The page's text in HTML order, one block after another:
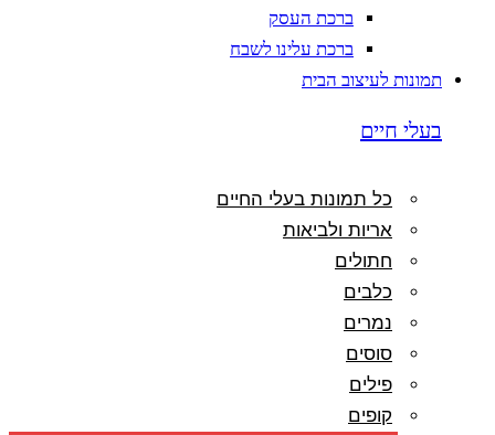
ברכת העסק
ברכת עלינו לשבח
תמונות לעיצוב הבית
בעלי חיים
כל תמונות בעלי החיים
אריות ולביאות
חתולים
כלבים
נמרים
סוסים
פילים
קופים